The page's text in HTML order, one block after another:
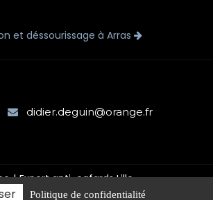
et déssourissage à Arras
didier.deguin@orange.fr
Expert anti-cafards Lille
Politique de confidentialité